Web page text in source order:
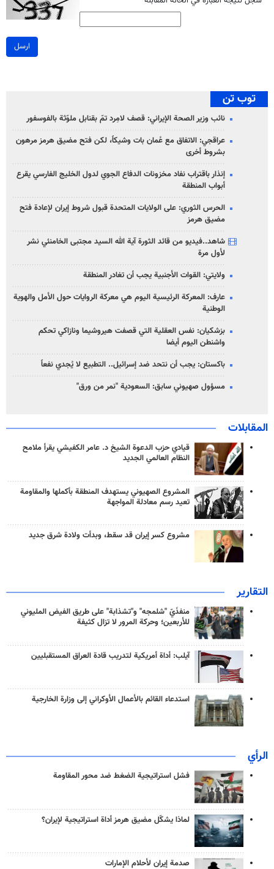
ارسل
توب تن
نائب وزير الصحة الإيراني: قصف لامِرد تمّ بقنابل ملوّثة بالفوسفور
عراقجي: الاتفاق مع عُمان بات وشيكاً، لكن فتح مضيق هرمز مرهون
بشروط أخرى
إنذار باقتراب نفاد مخزونات الدفاع الجوي لدول الخليج الفارسي يقرع
أبواب المنطقة
الحرس الثوري: على الولايات المتحدة قبول شروط إيران لإعادة فتح
مضيق هرمز
شاهد..فيديو من قائد الثورة آية الله السيد مجتبى الخامنئي نشر
لأول مرة
ولايتي: القوات الأجنبية يجب أن تغادر المنطقة
عارف: المعركة الرئيسية اليوم هي معركة الروايات حول الأمل والهوية
الوطنية
بزشكيان: نفس العقلية التي قصفت هيروشيما ونازاكي تحكم
واشنطن اليوم أيضا
باكستان: يجب أن نتحد ضد إسرائيل.. التطبيع لا يُجدي نفعاً
مسؤول صهيوني سابق: السعودية "نمر من ورق"
المقابلات
قيادي حزب الدعوة الشيخ د. عامر الكفيشي يقرأ ملامح
النظام العالمي الجديد
المشروع الصهيوني يستهدف المنطقة بأكملها والمقاومة
تعيد رسم معادلة المواجهة
مشروع كسر إيران قد سقط، وبدأت ولادة شرق جديد
التقارير
منفذَيّ "شلمجه" و"تشذابة" على طريق الفيض المليوني
للأربعين؛ وحركة المرور لا تزال كثيفة
آيلب: أداة أمريكية لتدريب قادة العراق المستقبليين
استدعاء القائم بالأعمال الأوكراني إلى وزارة الخارجية
الرأي
فشل استراتيجية الضغط ضد محور المقاومة
لماذا يشكّل مضيق هرمز أداة استراتيجية لإيران؟
صدمة إيران لأحلام الإمارات